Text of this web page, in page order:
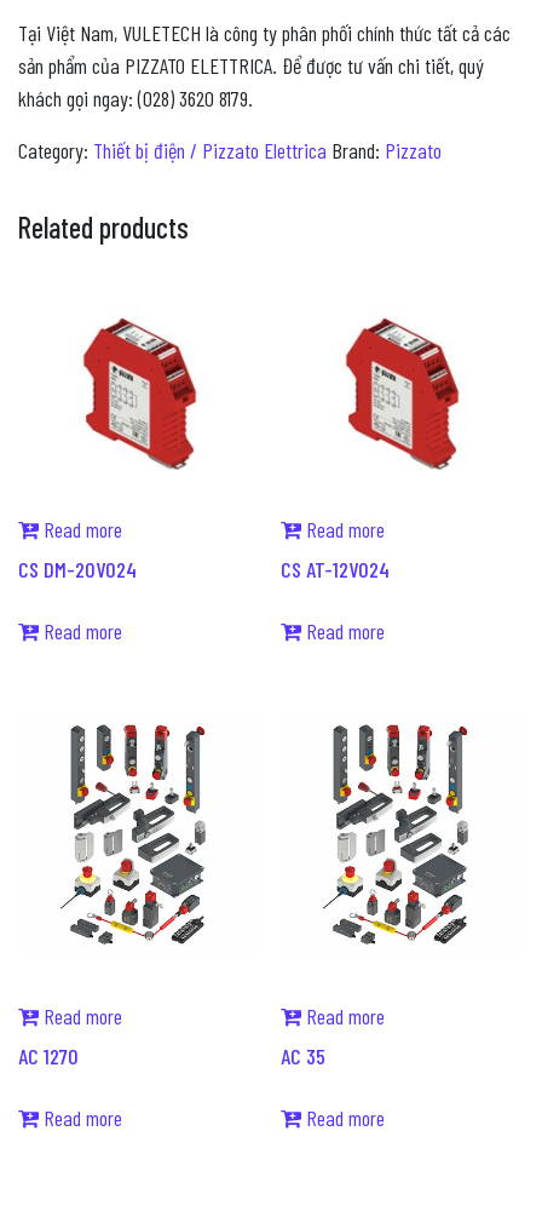
Tại Việt Nam, VULETECH là công ty phân phối chính thức tất cả các
sản phẩm của PIZZATO ELETTRICA. Để được tư vấn chi tiết, quý
khách gọi ngay: (028) 3620 8179.
Category: Thiết bị điện / Pizzato Elettrica Brand: Pizzato
Related products
Read more
CS DM-20V024
Read more
Read more
CS AT-12V024
Read more
Read more
AC 1270
Read more
Read more
AC 35
Read more